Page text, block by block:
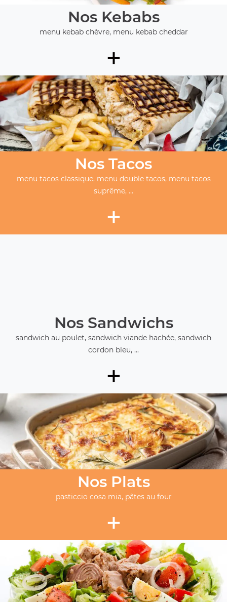
Nos Kebabs
menu kebab chèvre, menu kebab cheddar
+
Nos Tacos
menu tacos classique, menu double tacos, menu tacos
suprême, ...
+
Nos Sandwichs
sandwich au poulet, sandwich viande hachée, sandwich
cordon bleu, ...
+
Nos Plats
pasticcio cosa mia, pâtes au four
+